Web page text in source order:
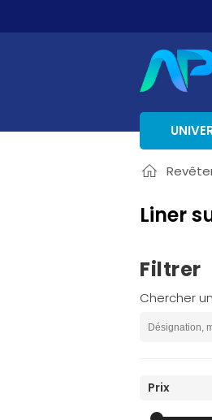
Liner
Filtrer
Chercher
Prix